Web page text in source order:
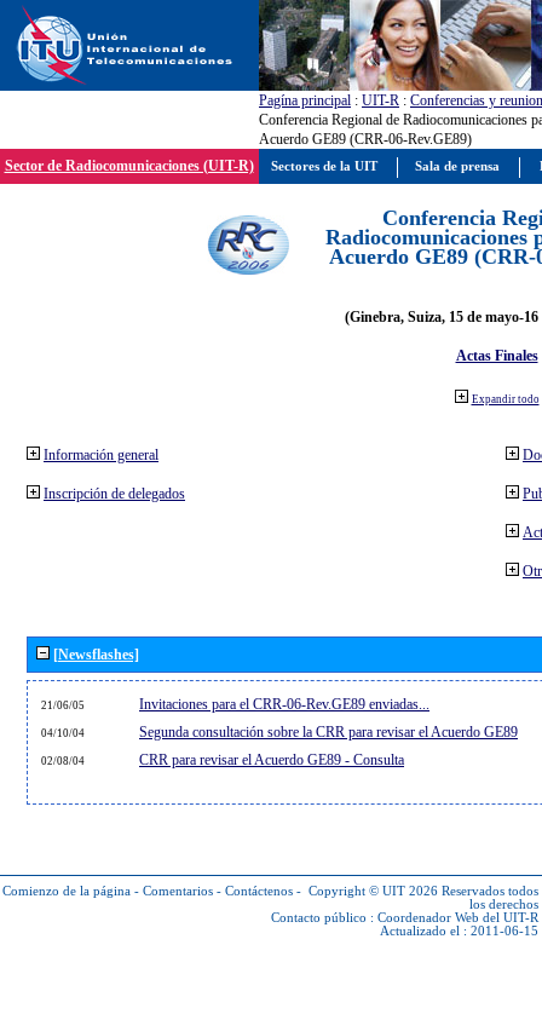
Pagína principal : UIT-R : Conferencias y
Conferencia Regional de Radiocomunicaciones
Acuerdo GE89 (CRR-06-Rev.GE89)
Sector de Radiocomunicaciones (UIT-R)
Conferencia
Radiocomunicaciones
Acuerdo GE89 (CRR-
(Ginebra, Suiza, 15 de mayo-
Actas Finales
Expandir todo
Información general
Inscripción de delegados
[Newsflashes]
21/06/05 Invitaciones para el CRR-06-Rev.GE89 enviadas...
04/10/04 Segunda consultación sobre la CRR para revisar el Acuerdo GE89
02/08/04 CRR para revisar el Acuerdo GE89 - Consulta
Comienzo de la página - Comentarios - Contáctenos - Copyright © UIT 2026 Reservados todos
los derechos
Contacto público : Coordenador Web del UIT-R
Actualizado el : 2011-06-15
Sectores de la UIT Sala de prensa